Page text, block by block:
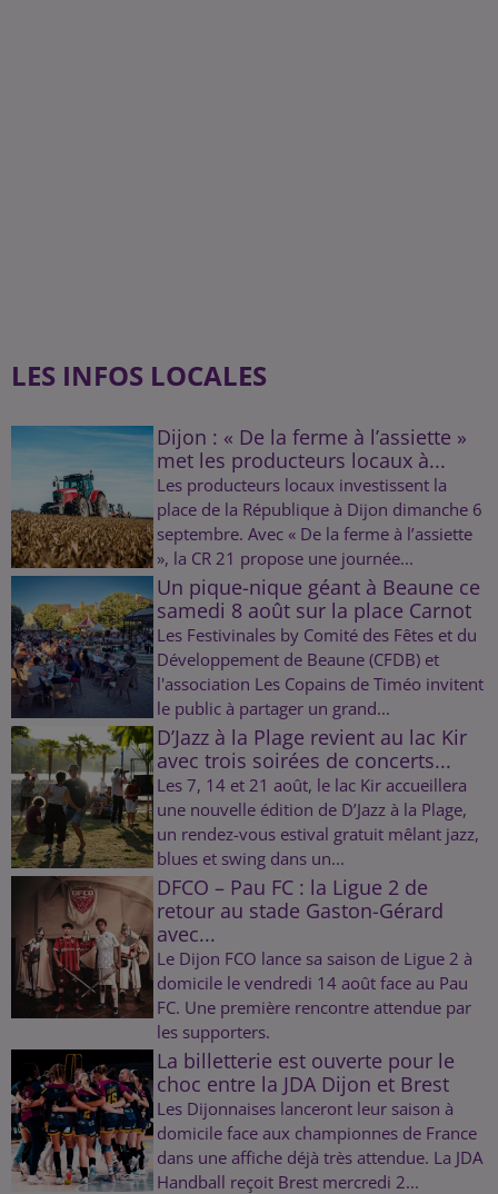
LES INFOS LOCALES
Dijon : « De la ferme à l’assiette »
met les producteurs locaux à...
Les producteurs locaux investissent la
place de la République à Dijon dimanche 6
septembre. Avec « De la ferme à l’assiette
», la CR 21 propose une journée...
Un pique-nique géant à Beaune ce
samedi 8 août sur la place Carnot
Les Festivinales by Comité des Fêtes et du
Développement de Beaune (CFDB) et
l'association Les Copains de Timéo invitent
le public à partager un grand...
D’Jazz à la Plage revient au lac Kir
avec trois soirées de concerts...
Les 7, 14 et 21 août, le lac Kir accueillera
une nouvelle édition de D’Jazz à la Plage,
un rendez-vous estival gratuit mêlant jazz,
blues et swing dans un...
DFCO – Pau FC : la Ligue 2 de
retour au stade Gaston-Gérard
avec...
Le Dijon FCO lance sa saison de Ligue 2 à
domicile le vendredi 14 août face au Pau
FC. Une première rencontre attendue par
les supporters.
La billetterie est ouverte pour le
choc entre la JDA Dijon et Brest
Les Dijonnaises lanceront leur saison à
domicile face aux championnes de France
dans une affiche déjà très attendue. La JDA
Handball reçoit Brest mercredi 2...